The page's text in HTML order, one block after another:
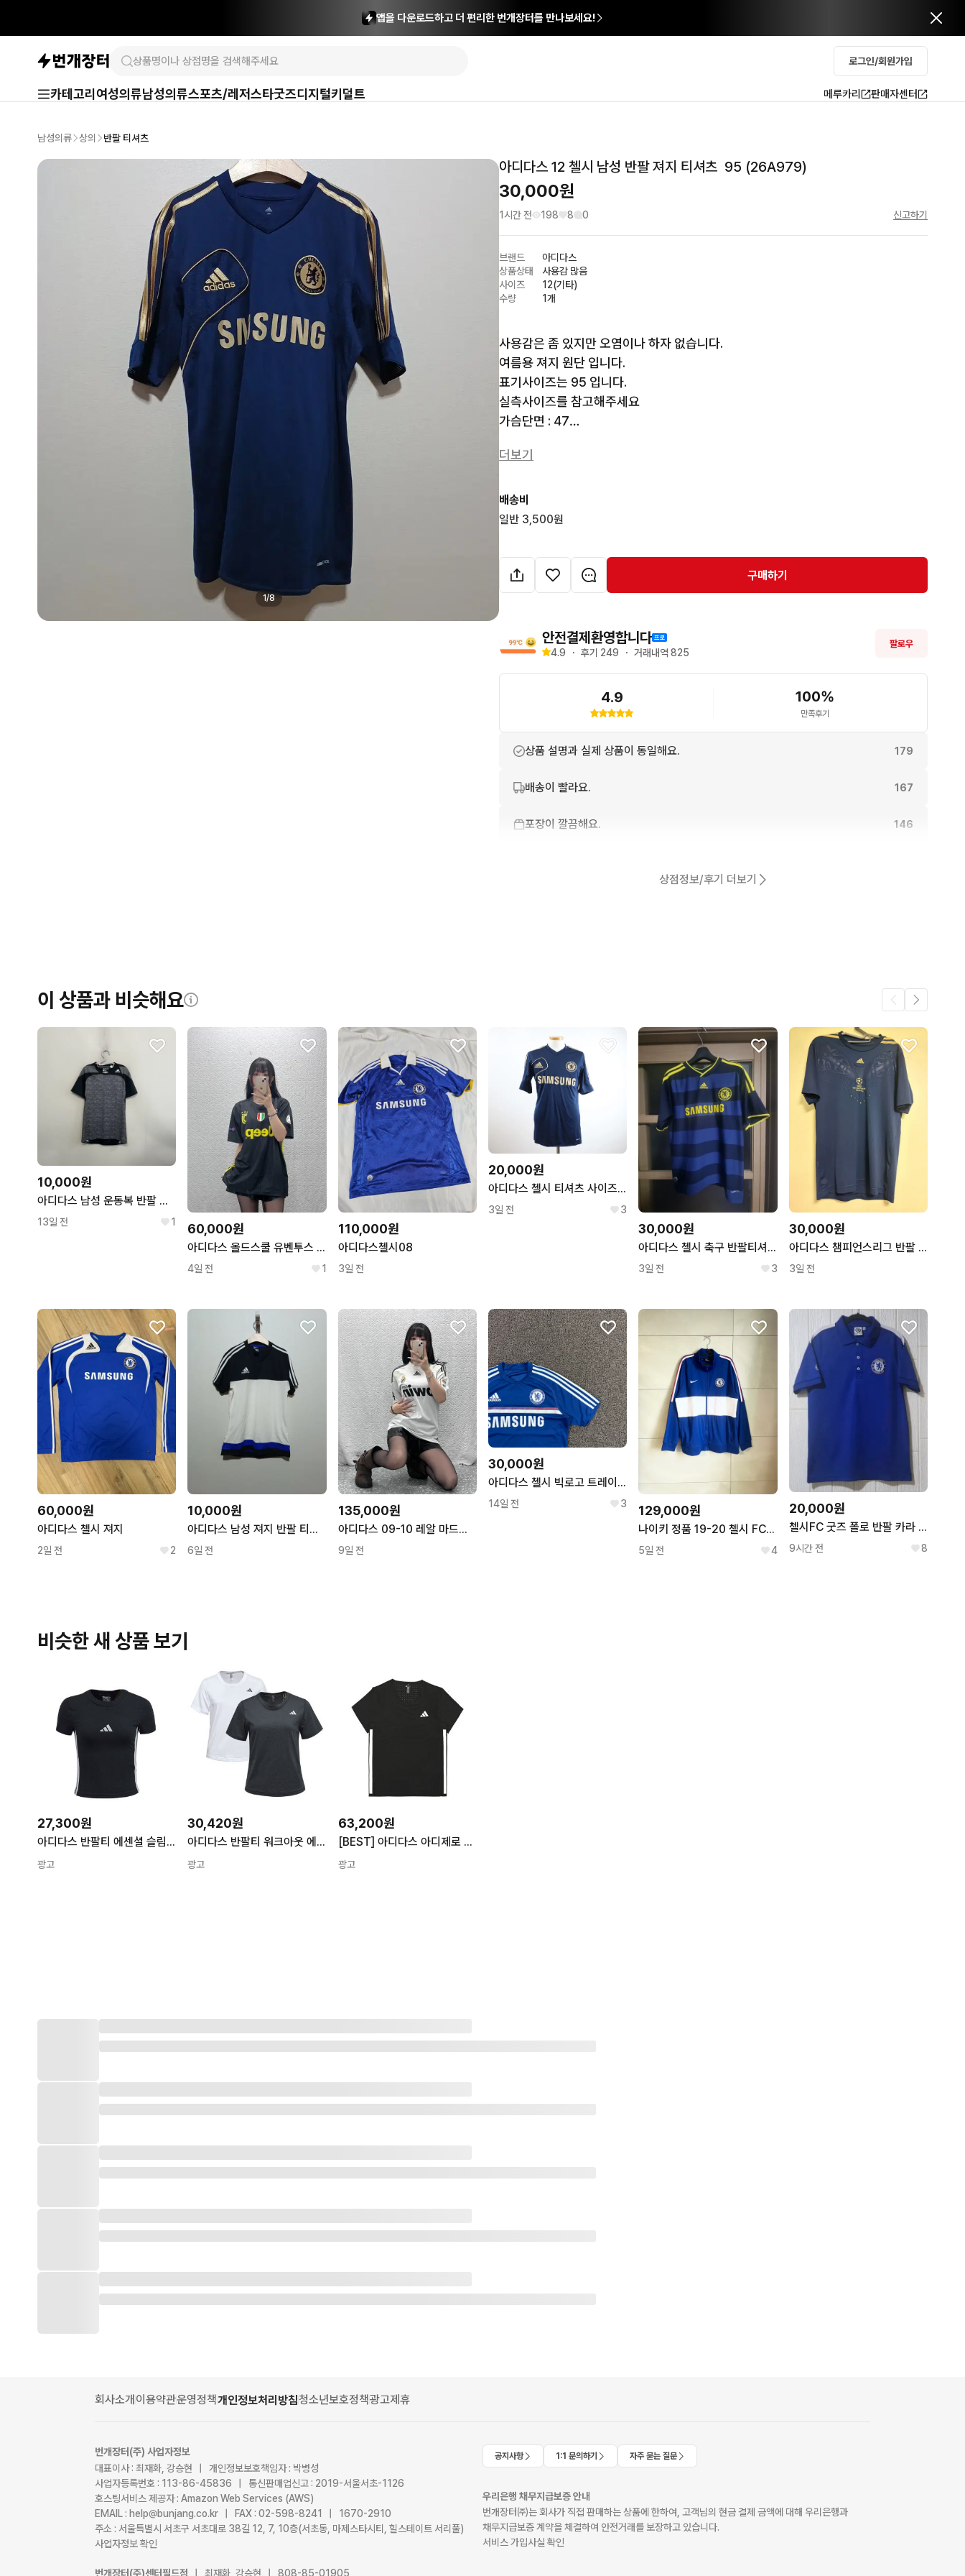
앱을 다운로드하고 더 편리한 번개장터를 만나보세요!
로그인/회원가입
카테고리 여성의류남성의류스포츠/레저스타굿즈디지털키덜트 메루카리 판매자센터
남성의류 상의 반팔 티셔츠
1/8
아디다스 12 첼시 남성 반팔 져지 티셔츠  95 (26A979)
30,000원
1시간 전 198 8 0 신고하기
브랜드
아디다스
상품상태
사용감 많음
사이즈
12(기타)
수량
1개
사용감은 좀 있지만 오염이나 하자 없습니다.
여름용 져지 원단 입니다.
표기사이즈는 95 입니다.
실측사이즈를 참고해주세요
가슴단면 : 47
어깨 : 41
중고상품이라 교환환불은 불가합니다.
더보기
배송비
일반 3,500원
구매하기
안전결제환영합니다
4.9 ・ 후기 249 ・ 거래내역 825
팔로우
4.9 100%
만족후기
상품 설명과 실제 상품이 동일해요. 179
배송이 빨라요. 167
포장이 깔끔해요. 146
상점정보/후기 더보기
이 상품과 비슷해요
10,000원
아디다스 남성 운동복 반팔 티셔츠 100
13일 전 1 60,000원
아디다스 올드스쿨 유벤투스 써드 축구 져지 반팔티 XL C12796
4일 전 1
110,000원
아디다스첼시08
3일 전
20,000원
아디다스 첼시 티셔츠 사이즈 95
3일 전 3
30,000원
아디다스 첼시 축구 반팔티셔츠 m
3일 전 3
30,000원
아디다스 챔피언스리그 반팔 트레이닝 셔츠 100
3일 전
60,000원
아디다스 첼시 져지
2일 전 2
10,000원
아디다스 남성 져지 반팔 티셔츠 95 (26A1354)
6일 전
135,000원
아디다스 09-10 레알 마드리드 축구유니폼 져지 반팔티 95 C13436
9일 전
30,000원
아디다스 첼시 빅로고 트레이닝 탑
14일 전 3 129,000원
나이키 정품 19-20 첼시 FC 극희귀 대장 져지 [XL]
5일 전 4
20,000원
첼시FC 굿즈 폴로 반팔 카라 티셔츠
9시간 전 8
비슷한 새 상품 보기
27,300원
아디다스 반팔티 에센셜 슬림 베이비 티(여성용) JC8325
광고
30,420원
아디다스 반팔티 워크아웃 에센셜 크루넥티(여성용) KA2475 KB9640
광고
63,200원
[BEST] 아디다스 아디제로 티 W JF3480 여자 러닝 반팔 티셔츠
광고
회사소개이용약관운영정책개인정보처리방침청소년보호정책광고제휴
번개장터(주) 사업자정보
대표이사 : 최재화, 강승현 | 개인정보보호책임자 : 박병성
사업자등록번호 : 113-86-45836 | 통신판매업신고 : 2019-서울서초-1126
호스팅서비스 제공자 : Amazon Web Services (AWS)
EMAIL : help@bunjang.co.kr | FAX : 02-598-8241 | 1670-2910
주소 : 서울특별시 서초구 서초대로 38길 12, 7, 10층(서초동, 마제스타시티, 힐스테이트 서리풀)
사업자정보 확인
번개장터(주)센터필드점 | 최재화, 강승현 | 808-85-01905
공지사항 1:1 문의하기 자주 묻는 질문
우리은행 채무지급보증 안내
번개장터㈜는 회사가 직접 판매하는 상품에 한하여, 고객님의 현금 결제 금액에 대해 우리은행과
채무지급보증 계약을 체결하여 안전거래를 보장하고 있습니다.
서비스 가입사실 확인